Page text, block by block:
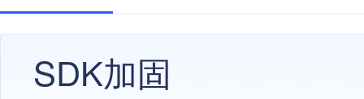
SDK加固